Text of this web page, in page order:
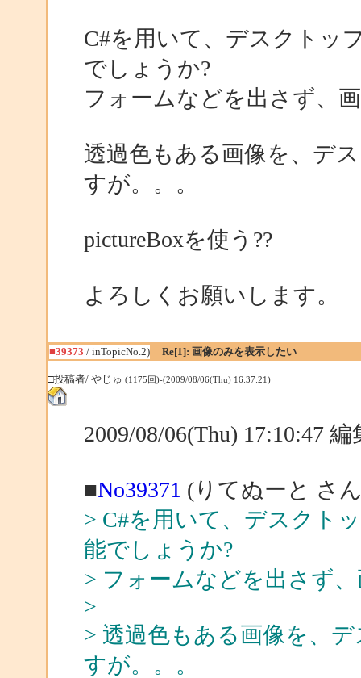
C#を用いて、デスクトッ
でしょうか?
フォームなどを出さず、
透過色もある画像を、デ
すが。。。
pictureBoxを使う??
よろしくお願いします。
■39373 / inTopicNo.2) Re[1]: 画像のみを表示したい
□投稿者/ やじゅ (1175回)-(2009/08/06(Thu) 16:37:21)
2009/08/06(Thu) 17:10:47
■No39371 (りてぬーと さ
> C#を用いて、デスクト
能でしょうか?
> フォームなどを出さず
>
> 透過色もある画像を、
すが。。。